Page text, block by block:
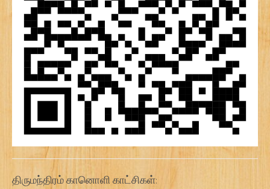
திருமந்திரம் கானொளி காட்சிகள்: